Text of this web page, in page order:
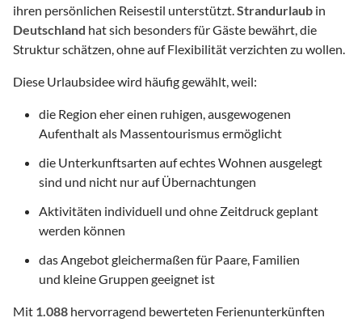
ihren persönlichen Reisestil unterstützt.Strandurlaub in
Deutschland hat sich besonders für Gäste bewährt, die
Struktur schätzen, ohne auf Flexibilität verzichten zu wollen.
Diese Urlaubsidee wird häufig gewählt, weil:
die Region eher einen ruhigen, ausgewogenen
Aufenthalt als Massentourismus ermöglicht
die Unterkunftsarten auf echtes Wohnen ausgelegt
sind und nicht nur auf Übernachtungen
Aktivitäten individuell und ohne Zeitdruck geplant
werden können
das Angebot gleichermaßen für Paare, Familien
und kleine Gruppen geeignet ist
Mit 1.088 hervorragend bewerteten Ferienunterkünften